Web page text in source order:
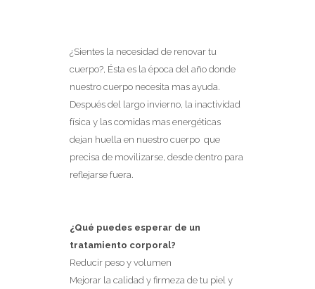
¿Sientes la necesidad de renovar tu
cuerpo?, Ésta es la época del año donde
nuestro cuerpo necesita mas ayuda.
Después del largo invierno, la inactividad
física y las comidas mas energéticas
dejan huella en nuestro cuerpo que
precisa de movilizarse, desde dentro para
reflejarse fuera.
¿Qué puedes esperar de un
tratamiento corporal?
Reducir peso y volumen
Mejorar la calidad y firmeza de tu piel y